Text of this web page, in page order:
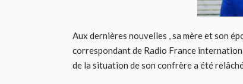
Aux dernières nouvelles , sa mère et son
correspondant de Radio France
de la situation de son confrère a été